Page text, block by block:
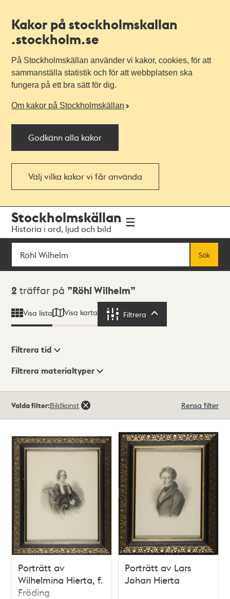
Kakor på stockholmskallan
.stockholm.se
På Stockholmskällan använder vi kakor, cookies, för att
sammanställa statistik och för att webbplatsen ska
fungera på ett bra sätt för dig.
Om kakor på Stockholmskällan
Godkänn alla kakor
Välj vilka kakor vi får använda
navigationen
huvudinnehållet
Stockholmskällan
Historia i ord, ljud och bild
Sök
Sök
Sökresultat
2 träffar på Röhl Wilhelm
Visa lista Visa karta Filtrera
Visningsläge
Filtrera tid
Filtrera materialtyper
träffar
Valda filter:Bildkonst Rensa filter
Porträtt av
Wilhelmina Hierta, f.
Fröding
Porträtt av Lars
Johan Hierta